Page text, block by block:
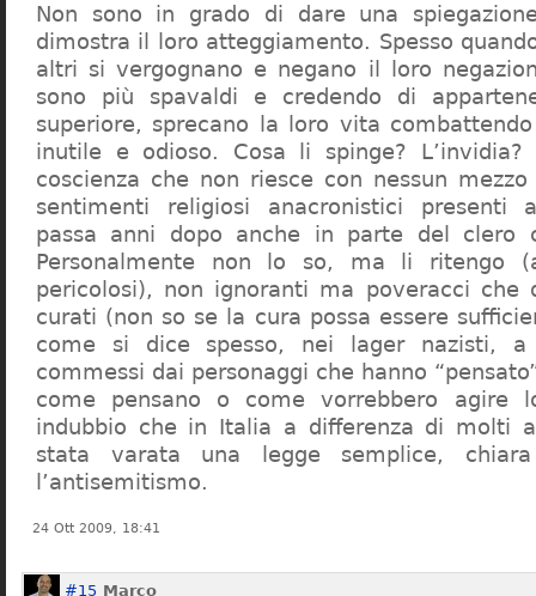
Non sono in grado di dare una
dimostra il loro atteggiamento. Spesso
altri si vergognano e negano il loro
sono più spavaldi e credendo di
superiore, sprecano la loro vita
inutile e odioso. Cosa li spinge?
coscienza che non riesce con nessun
sentimenti religiosi anacronistici presenti
passa anni dopo anche in parte del clero
Personalmente non lo so, ma li ritengo
pericolosi), non ignoranti ma poveracci che
curati (non so se la cura possa essere
come si dice spesso, nei lager nazisti,
commessi dai personaggi che hanno
come pensano o come vorrebbero agire
indubbio che in Italia a differenza di molti
stata varata una legge semplice,
l’antisemitismo.
24 Ott 2009, 18:41
#15 Marco